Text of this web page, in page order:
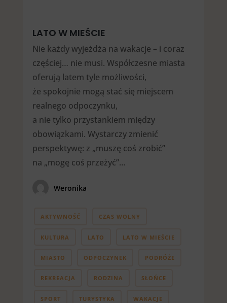
LATO W MIEŚCIE
Nie każdy wyjeżdża na wakacje – i coraz
częściej… nie musi. Współczesne miasta
oferują latem tyle możliwości,
że spokojnie mogą stać się miejscem
realnego odpoczynku,
a nie tylko przystankiem między
obowiązkami. Wystarczy zmienić
perspektywę: z „muszę coś zrobić”
na „mogę coś przeżyć”…
Weronika
AKTYWNOŚĆ CZAS WOLNY
KULTURA LATO LATO W MIEŚCIE
MIASTO ODPOCZYNEK PODRÓŻE
REKREACJA RODZINA SŁOŃCE
SPORT TURYSTYKA WAKACJE